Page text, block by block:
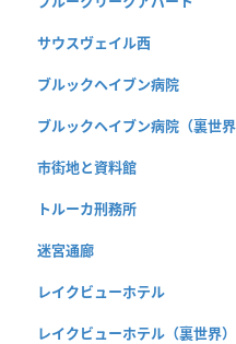
サウスヴェイル西
ブルックヘイブン病院
ブルックヘイブン病院（裏世界
市街地と資料館
トルーカ刑務所
迷宮通廊
レイクビューホテル
レイクビューホテル（裏世界）